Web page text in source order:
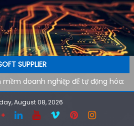
SUPPLIER
mềm doanh nghiệp để tự động hóa:
đến production
Xu hướng phần mềm tự vận
tự động hóa
August 08, 2026